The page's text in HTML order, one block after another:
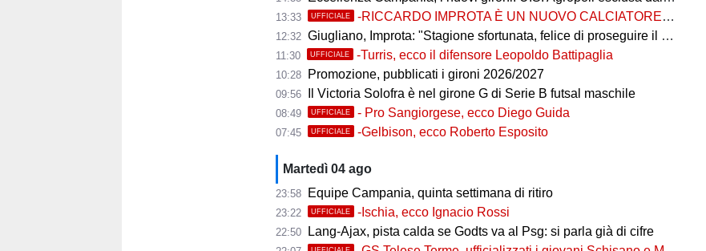
13:33 UFFICIALE -RICCARDO IMPROTA È UN NUOVO CALCIATORE DEL GIUGLIANO
12:32 Giugliano, Improta: "Stagione sfortunata, felice di proseguire il percorso"
11:30 UFFICIALE -Turris, ecco il difensore Leopoldo Battipaglia
10:28 Promozione, pubblicati i gironi 2026/2027
09:56 Il Victoria Solofra è nel girone G di Serie B futsal maschile
08:49 UFFICIALE - Pro Sangiorgese, ecco Diego Guida
07:45 UFFICIALE -Gelbison, ecco Roberto Esposito
Martedì 04 ago
23:58 Equipe Campania, quinta settimana di ritiro
23:22 UFFICIALE -Ischia, ecco Ignacio Rossi
22:50 Lang-Ajax, pista calda se Godts va al Psg: si parla già di cifre